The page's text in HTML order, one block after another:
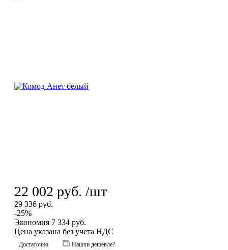
22 002 руб. /шт
29 336 руб.
-25%
Экономия 7 334 руб.
Цена указана без учета НДС
Достаточно Нашли дешевле?